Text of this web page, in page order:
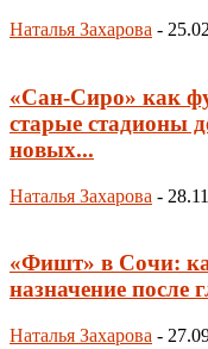
Наталья Захарова -
«Сан-Сиро» как
старые стадионы
новых...
Наталья Захарова -
«Фишт» в Сочи:
назначение после
Наталья Захарова -